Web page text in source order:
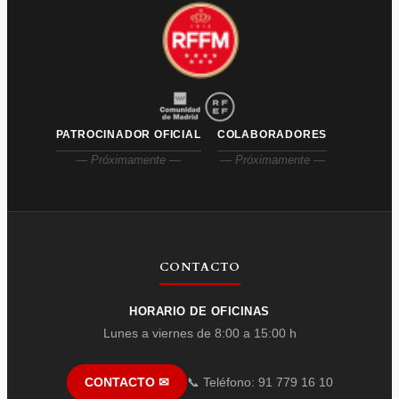
PATROCINADOR OFICIAL
— Próximamente —
COLABORADORES
— Próximamente —
CONTACTO
HORARIO DE OFICINAS
Lunes a viernes de 8:00 a 15:00 h
CONTACTO ✉ 📞 Teléfono: 91 779 16 10